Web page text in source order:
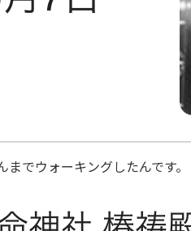
でウォーキングしたんです。